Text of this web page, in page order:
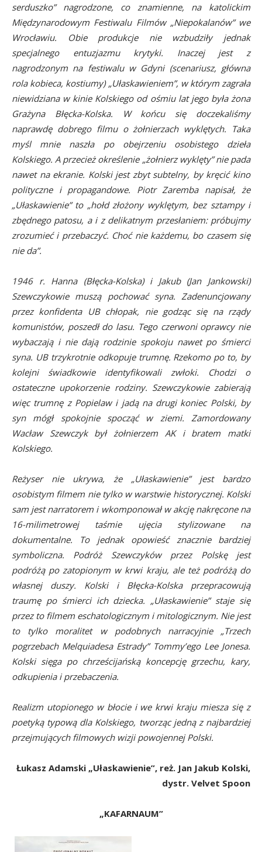
serduszko” nagrodzone, co znamienne, na katolickim
Międzynarodowym Festiwalu Filmów „Niepokalanów” we
Wrocławiu. Obie produkcje nie wzbudziły jednak
specjalnego entuzjazmu krytyki. Inaczej jest z
nagrodzonym na festiwalu w Gdyni (scenariusz, główna
rola kobieca, kostiumy) „Ułaskawieniem”, w którym zagrała
niewidziana w kinie Kolskiego od ośmiu lat jego była żona
Grażyna Błęcka-Kolska. W końcu się doczekaliśmy
naprawdę dobrego filmu o żołnierzach wyklętych. Taka
myśl mnie naszła po obejrzeniu osobistego dzieła
Kolskiego. A przecież określenie „żołnierz wyklęty” nie pada
nawet na ekranie. Kolski jest zbyt subtelny, by kręcić kino
polityczne i propagandowe. Piotr Zaremba napisał, że
„Ułaskawienie” to „hołd złożony wyklętym, bez sztampy i
zbędnego patosu, a i z delikatnym przesłaniem: próbujmy
zrozumieć i przebaczyć. Choć nie każdemu, bo czasem się
nie da”.
1946 r. Hanna (Błęcka-Kolska) i Jakub (Jan Jankowski)
Szewczykowie muszą pochować syna. Zadenuncjowany
przez konfidenta UB chłopak, nie godząc się na rządy
komunistów, poszedł do lasu. Tego czerwoni oprawcy nie
wybaczają i nie dają rodzinie spokoju nawet po śmierci
syna. UB trzykrotnie odkopuje trumnę. Rzekomo po to, by
kolejni świadkowie identyfikowali zwłoki. Chodzi o
ostateczne upokorzenie rodziny. Szewczykowie zabierają
więc trumnę z Popielaw i jadą na drugi koniec Polski, by
syn mógł spokojnie spocząć w ziemi. Zamordowany
Wacław Szewczyk był żołnierzem AK i bratem matki
Kolskiego.
Reżyser nie ukrywa, że „Ułaskawienie” jest bardzo
osobistym filmem nie tylko w warstwie historycznej. Kolski
sam jest narratorem i wkomponował w akcję nakręcone na
16-milimetrowej taśmie ujęcia stylizowane na
dokumentalne. To jednak opowieść znacznie bardziej
symboliczna. Podróż Szewczyków przez Polskę jest
podróżą po zatopionym w krwi kraju, ale też podróżą do
własnej duszy. Kolski i Błęcka-Kolska przepracowują
traumę po śmierci ich dziecka. „Ułaskawienie” staje się
przez to filmem eschatologicznym i mitologicznym. Nie jest
to tylko moralitet w podobnych narracyjnie „Trzech
pogrzebach Melquiadesa Estrady” Tommy’ego Lee Jonesa.
Kolski sięga po chrześcijańską koncepcję grzechu, kary,
odkupienia i przebaczenia.
Realizm utopionego w błocie i we krwi kraju miesza się z
poetyką typową dla Kolskiego, tworząc jedną z najbardziej
przejmujących filmowych wizji powojennej Polski.
Łukasz Adamski „Ułaskawienie”, reż. Jan Jakub Kolski,
dystr. Velvet Spoon
„KAFARNAUM”